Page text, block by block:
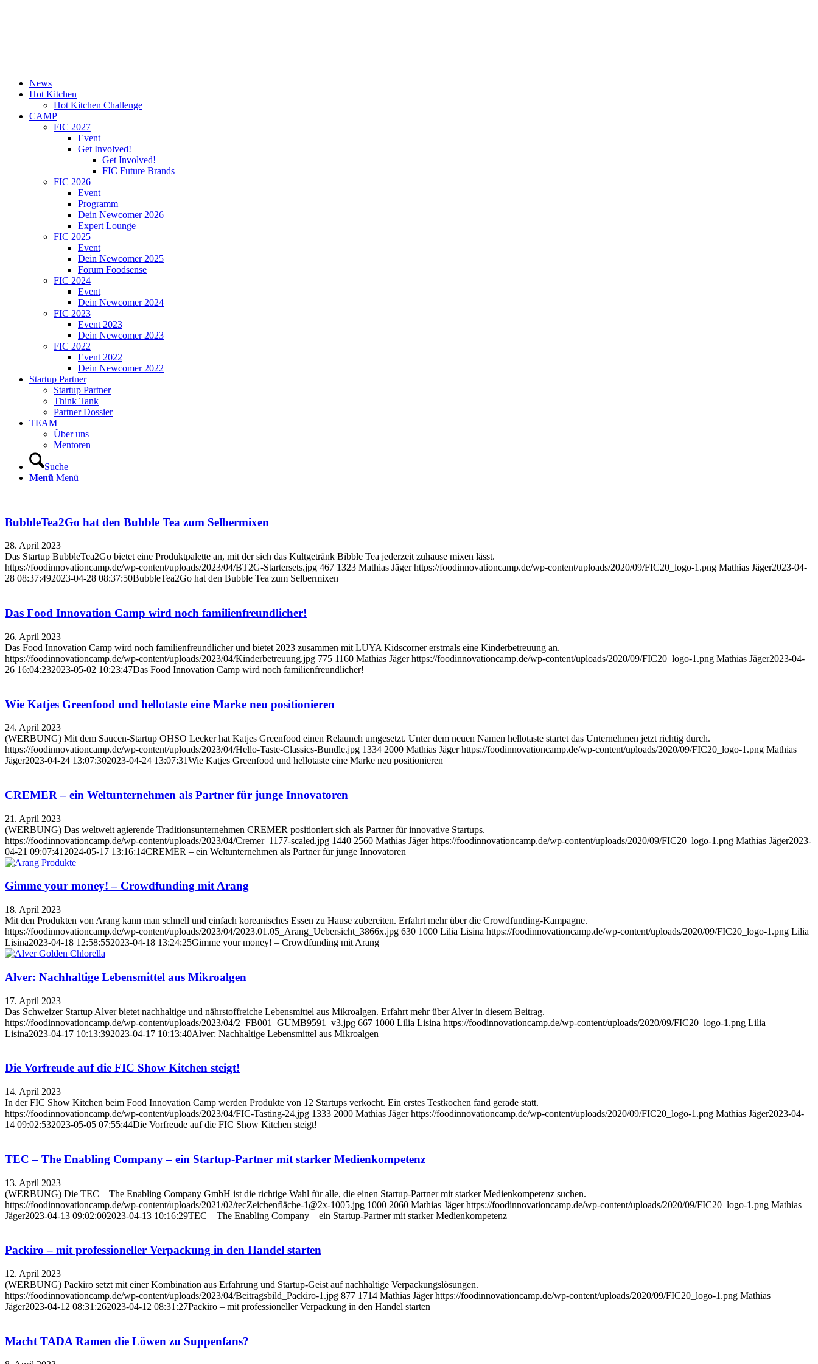
News
Hot Kitchen
Hot Kitchen Challenge
CAMP
FIC 2027
Event
Get Involved!
Get Involved!
FIC Future Brands
FIC 2026
Event
Programm
Dein Newcomer 2026
Expert Lounge
FIC 2025
Event
Dein Newcomer 2025
Forum Foodsense
FIC 2024
Event
Dein Newcomer 2024
FIC 2023
Event 2023
Dein Newcomer 2023
FIC 2022
Event 2022
Dein Newcomer 2022
Startup Partner
Startup Partner
Think Tank
Partner Dossier
TEAM
Über uns
Mentoren
Suche
Menü Menü
BubbleTea2Go hat den Bubble Tea zum Selbermixen
28. April 2023
Das Startup BubbleTea2Go bietet eine Produktpalette an, mit der sich das Kultgetränk Bibble Tea jederzeit zuhause mixen lässt.
https://foodinnovationcamp.de/wp-content/uploads/2023/04/BT2G-Startersets.jpg 467 1323 Mathias Jäger https://foodinnovationcamp.de/wp-content/uploads/2020/09/FIC20_logo-1.png Mathias Jäger2023-04-
28 08:37:492023-04-28 08:37:50BubbleTea2Go hat den Bubble Tea zum Selbermixen
Das Food Innovation Camp wird noch familienfreundlicher!
26. April 2023
Das Food Innovation Camp wird noch familienfreundlicher und bietet 2023 zusammen mit LUYA Kidscorner erstmals eine Kinderbetreuung an.
https://foodinnovationcamp.de/wp-content/uploads/2023/04/Kinderbetreuung.jpg 775 1160 Mathias Jäger https://foodinnovationcamp.de/wp-content/uploads/2020/09/FIC20_logo-1.png Mathias Jäger2023-04-
26 16:04:232023-05-02 10:23:47Das Food Innovation Camp wird noch familienfreundlicher!
Wie Katjes Greenfood und hellotaste eine Marke neu positionieren
24. April 2023
(WERBUNG) Mit dem Saucen-Startup OHSO Lecker hat Katjes Greenfood einen Relaunch umgesetzt. Unter dem neuen Namen hellotaste startet das Unternehmen jetzt richtig durch.
https://foodinnovationcamp.de/wp-content/uploads/2023/04/Hello-Taste-Classics-Bundle.jpg 1334 2000 Mathias Jäger https://foodinnovationcamp.de/wp-content/uploads/2020/09/FIC20_logo-1.png Mathias
Jäger2023-04-24 13:07:302023-04-24 13:07:31Wie Katjes Greenfood und hellotaste eine Marke neu positionieren
CREMER – ein Weltunternehmen als Partner für junge Innovatoren
21. April 2023
(WERBUNG) Das weltweit agierende Traditionsunternehmen CREMER positioniert sich als Partner für innovative Startups.
https://foodinnovationcamp.de/wp-content/uploads/2023/04/Cremer_1177-scaled.jpg 1440 2560 Mathias Jäger https://foodinnovationcamp.de/wp-content/uploads/2020/09/FIC20_logo-1.png Mathias Jäger2023-
04-21 09:07:41 2024-05-17 13:16:14CREMER – ein Weltunternehmen als Partner für junge Innovatoren
Gimme your money! – Crowdfunding mit Arang
18. April 2023
Mit den Produkten von Arang kann man schnell und einfach koreanisches Essen zu Hause zubereiten. Erfahrt mehr über die Crowdfunding-Kampagne.
https://foodinnovationcamp.de/wp-content/uploads/2023/04/2023.01.05_Arang_Uebersicht_3866x.jpg 630 1000 Lilia Lisina https://foodinnovationcamp.de/wp-content/uploads/2020/09/FIC20_logo-1.png Lilia
Lisina2023-04-18 12:58:552023-04-18 13:24:25Gimme your money! – Crowdfunding mit Arang
Alver: Nachhaltige Lebensmittel aus Mikroalgen
17. April 2023
Das Schweizer Startup Alver bietet nachhaltige und nährstoffreiche Lebensmittel aus Mikroalgen. Erfahrt mehr über Alver in diesem Beitrag.
https://foodinnovationcamp.de/wp-content/uploads/2023/04/2_FB001_GUMB9591_v3.jpg 667 1000 Lilia Lisina https://foodinnovationcamp.de/wp-content/uploads/2020/09/FIC20_logo-1.png Lilia
Lisina2023-04-17 10:13:392023-04-17 10:13:40Alver: Nachhaltige Lebensmittel aus Mikroalgen
Die Vorfreude auf die FIC Show Kitchen steigt!
14. April 2023
In der FIC Show Kitchen beim Food Innovation Camp werden Produkte von 12 Startups verkocht. Ein erstes Testkochen fand gerade statt.
https://foodinnovationcamp.de/wp-content/uploads/2023/04/FIC-Tasting-24.jpg 1333 2000 Mathias Jäger https://foodinnovationcamp.de/wp-content/uploads/2020/09/FIC20_logo-1.png Mathias Jäger2023-04-
14 09:02:532023-05-05 07:55:44Die Vorfreude auf die FIC Show Kitchen steigt!
TEC – The Enabling Company – ein Startup-Partner mit starker Medienkompetenz
13. April 2023
(WERBUNG) Die TEC – The Enabling Company GmbH ist die richtige Wahl für alle, die einen Startup-Partner mit starker Medienkompetenz suchen.
https://foodinnovationcamp.de/wp-content/uploads/2021/02/tecZeichenfläche-1@2x-1005.jpg 1000 2060 Mathias Jäger https://foodinnovationcamp.de/wp-content/uploads/2020/09/FIC20_logo-1.png Mathias
Jäger2023-04-13 09:02:002023-04-13 10:16:29TEC – The Enabling Company – ein Startup-Partner mit starker Medienkompetenz
Packiro – mit professioneller Verpackung in den Handel starten
12. April 2023
(WERBUNG) Packiro setzt mit einer Kombination aus Erfahrung und Startup-Geist auf nachhaltige Verpackungslösungen.
https://foodinnovationcamp.de/wp-content/uploads/2023/04/Beitragsbild_Packiro-1.jpg 877 1714 Mathias Jäger https://foodinnovationcamp.de/wp-content/uploads/2020/09/FIC20_logo-1.png Mathias
Jäger2023-04-12 08:31:262023-04-12 08:31:27Packiro – mit professioneller Verpackung in den Handel starten
Macht TADA Ramen die Löwen zu Suppenfans?